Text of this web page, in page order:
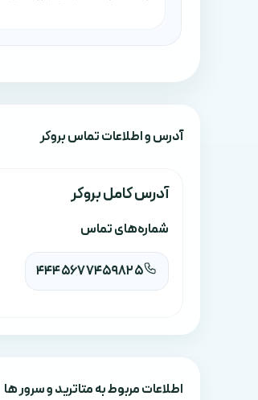
آدرس‌ و اطلاعات تماس بروکر
آدرس کامل بروکر
شماره‌های تماس
4445677459825
اطلاعات مربوط به متاترید و سرور ها